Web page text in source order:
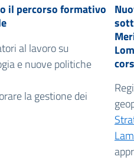
il percorso formativo
al lavoro su
e nuove politiche
la gestione dei